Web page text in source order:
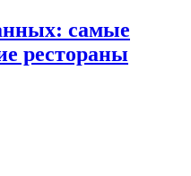
самые
рестораны